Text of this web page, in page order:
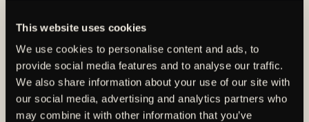
This website uses cookies
We use cookies to personalise content and ads, to
provide social media features and to analyse our traffic.
We also share information about your use of our site with
our social media, advertising and analytics partners who
may combine it with other information that you’ve
AIK – SEDAN 1891
AIK Fotboll AB bedriver AIK Fotbollsförenings
elitfotbollsverksamhet genom ett herrlag och ett
damlag. Herrlaget spelar i Allsvenskan och damlaget